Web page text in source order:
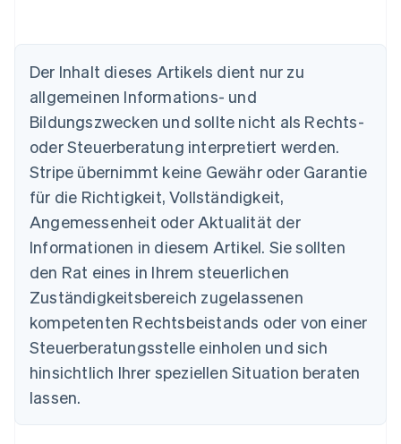
Der Inhalt dieses Artikels dient nur zu
allgemeinen Informations- und
Bildungszwecken und sollte nicht als Rechts-
oder Steuerberatung interpretiert werden.
Stripe übernimmt keine Gewähr oder Garantie
für die Richtigkeit, Vollständigkeit,
Angemessenheit oder Aktualität der
Informationen in diesem Artikel. Sie sollten
den Rat eines in Ihrem steuerlichen
Zuständigkeitsbereich zugelassenen
kompetenten Rechtsbeistands oder von einer
Steuerberatungsstelle einholen und sich
hinsichtlich Ihrer speziellen Situation beraten
lassen.
Australien
English
Belgien
Brasilien
PortuguêsEnglish
Bulgarien
English
Dänemark
English
DeutschEnglish
Estland
English
Festlandchina
简体中文English
Finnland
Frankreich
FrançaisEnglish